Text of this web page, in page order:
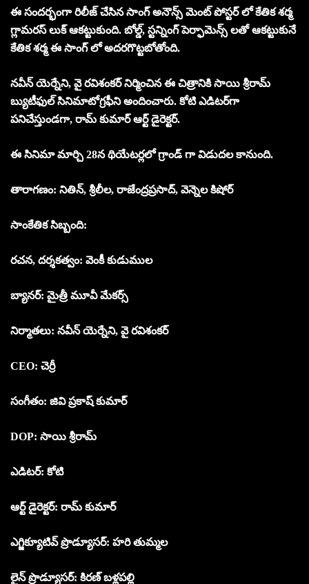
ఈ సందర్భంగా రిలీజ్ చేసిన సాంగ్ అనౌన్స్ మెంట్ పోస్టర్ లో కేతిక శర్మ
గ్లామరస్ లుక్ ఆకట్టుకుంది. బోల్డ్, స్టన్నింగ్ పెర్ఫామెన్స్ లతో ఆకట్టుకునే
కేతిక శర్మ ఈ సాంగ్ లో అదరగొట్టబోతోంది.
నవీన్ యెర్నేని, వై రవిశంకర్ నిర్మించిన ఈ చిత్రానికి సాయి శ్రీరామ్
బ్యుటీఫుల్ సినిమాటోగ్రఫీని అందించారు. కోటి ఎడిటర్‌గా
పనిచేస్తుండగా, రామ్ కుమార్ ఆర్ట్ డైరెక్టర్.
ఈ సినిమా మార్చి 28న థియేటర్లలో గ్రాండ్ గా విడుదల కానుంది.
తారాగణం: నితిన్, శ్రీలీల, రాజేంద్రప్రసాద్, వెన్నెల కిషోర్
సాంకేతిక సిబ్బంది:
రచన, దర్శకత్వం: వెంకీ కుడుముల
బ్యానర్: మైత్రీ మూవీ మేకర్స్
నిర్మాతలు: నవీన్ యెర్నేని, వై రవిశంకర్
CEO: చెర్రీ
సంగీతం: జివి ప్రకాష్ కుమార్
DOP: సాయి శ్రీరామ్
ఎడిటర్: కోటి
ఆర్ట్ డైరెక్టర్: రామ్ కుమార్
ఎగ్జిక్యూటివ్ ప్రొడ్యూసర్: హరి తుమ్మల
లైన్ ప్రొడ్యూసర్: కిరణ్ బళ్లపల్లి